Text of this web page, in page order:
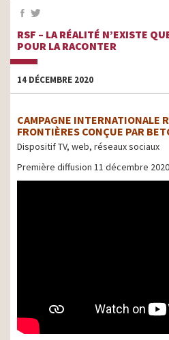
RSF – LA RÉALITÉ N’EXISTE
POUR LA RACONTER
14 DÉCEMBRE 2020
CAMPAGNE INTERNATIONALE
FRONTIÈRES CONÇUE PAR
Dispositif TV, web, réseaux sociaux
Première diffusion 11 décembre 2020